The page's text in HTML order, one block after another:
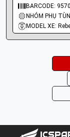
BARCODE:
MODEL XE: